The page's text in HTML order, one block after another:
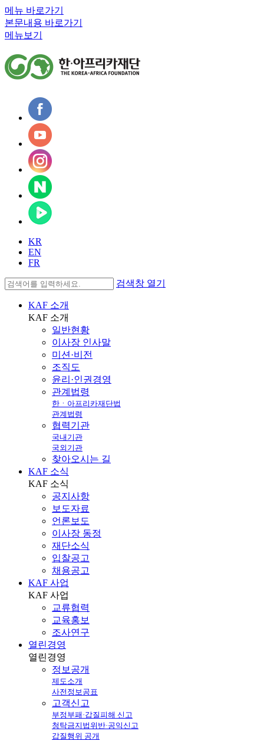
메뉴 바로가기
본문내용 바로가기
메뉴보기
KR
EN
FR
검색창 열기
KAF 소개
KAF 소개
일반현황
이사장 인사말
미션·비전
조직도
윤리·인권경영
관계법령
한ㆍ아프리카재단법
관계법령
협력기관
국내기관
국외기관
찾아오시는 길
KAF 소식
KAF 소식
공지사항
보도자료
언론보도
이사장 동정
재단소식
입찰공고
채용공고
KAF 사업
KAF 사업
교류협력
교육홍보
조사연구
열린경영
열린경영
정보공개
제도소개
사전정보공표
고객신고
부정부패·갑질피해 신고
청탁금지법위반·공익신고
갑질행위 공개